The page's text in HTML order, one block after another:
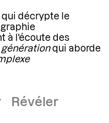
décrypte le
à l'écoute des
qui aborde
Révéler